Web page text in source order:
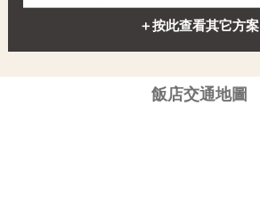
＋按此查看其它方案
飯店交通地圖